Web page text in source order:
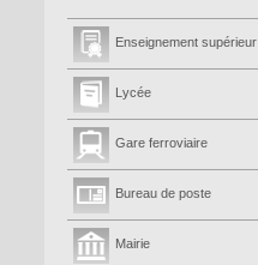
Enseignement supérieur
Lycée
Gare ferroviaire
Bureau de poste
Mairie